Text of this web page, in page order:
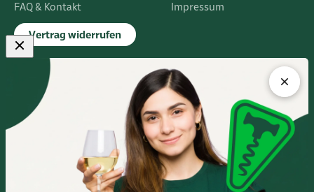
FAQ & Kontakt
Vertrag widerrufen
Impressum
FLAGSHIPSTORE
Albert-Einstein-Ring 24
14532 Kleinmachnow bei Berlin
Im Europarc Dreilinden
030 - 585 84 59 0
Mo.- Fr. 10:00 - 19:00 Uhr